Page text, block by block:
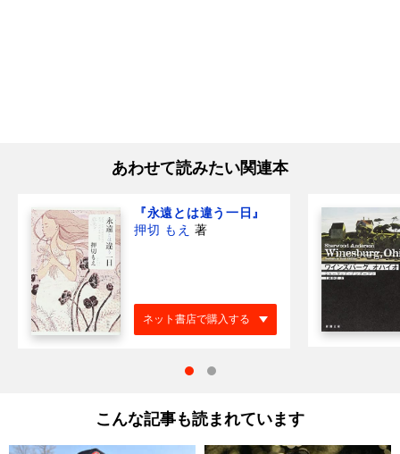
あわせて読みたい関連本
『永遠とは違う一日』
押切 もえ 著
ネット書店で購入する
こんな記事も読まれています